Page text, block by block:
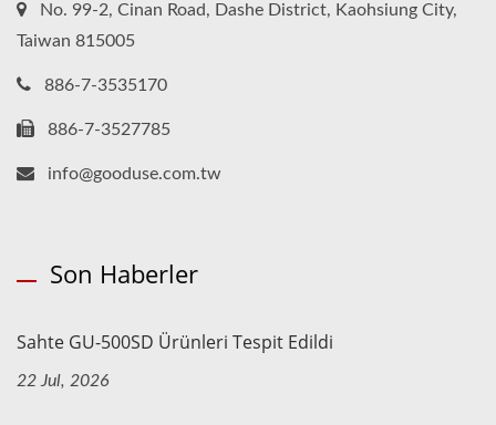
No. 99-2, Cinan Road, Dashe District, Kaohsiung City,
Taiwan 815005
886-7-3535170
886-7-3527785
info@gooduse.com.tw
Son Haberler
Sahte GU-500SD Ürünleri Tespit Edildi
22 Jul, 2026